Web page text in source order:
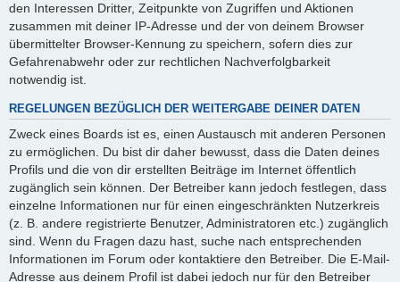
den Interessen Dritter, Zeitpunkte von Zugriffen und Aktionen
zusammen mit deiner IP-Adresse und der von deinem Browser
übermittelter Browser-Kennung zu speichern, sofern dies zur
Gefahrenabwehr oder zur rechtlichen Nachverfolgbarkeit
notwendig ist.
REGELUNGEN BEZÜGLICH DER WEITERGABE DEINER DATEN
Zweck eines Boards ist es, einen Austausch mit anderen Personen
zu ermöglichen. Du bist dir daher bewusst, dass die Daten deines
Profils und die von dir erstellten Beiträge im Internet öffentlich
zugänglich sein können. Der Betreiber kann jedoch festlegen, dass
einzelne Informationen nur für einen eingeschränkten Nutzerkreis
(z. B. andere registrierte Benutzer, Administratoren etc.) zugänglich
sind. Wenn du Fragen dazu hast, suche nach entsprechenden
Informationen im Forum oder kontaktiere den Betreiber. Die E-Mail-
Adresse aus deinem Profil ist dabei jedoch nur für den Betreiber